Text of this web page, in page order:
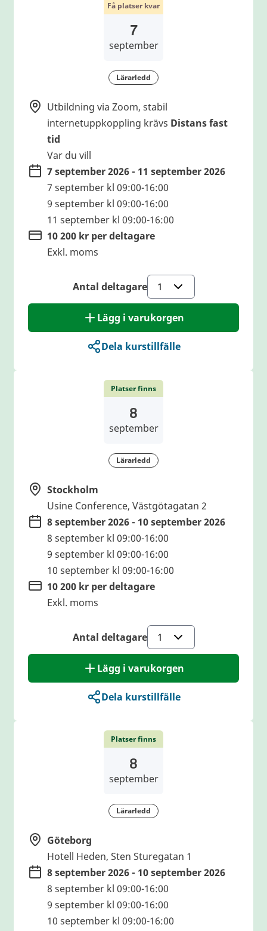
Få platser kvar
7
september
Lärarledd
Utbildning via Zoom, stabil
internetuppkoppling krävs Distans fast
tid
Var du vill
7 september 2026 - 11 september 2026
7 september kl 09:00-16:00
9 september kl 09:00-16:00
11 september kl 09:00-16:00
10 200 kr per deltagare
Exkl. moms
Antal deltagare
Lägg i varukorgen
Dela kurstillfälle
Platser finns
8
september
Lärarledd
Stockholm
Usine Conference, Västgötagatan 2
8 september 2026 - 10 september 2026
8 september kl 09:00-16:00
9 september kl 09:00-16:00
10 september kl 09:00-16:00
10 200 kr per deltagare
Exkl. moms
Antal deltagare
Lägg i varukorgen
Dela kurstillfälle
Platser finns
8
september
Lärarledd
Göteborg
Hotell Heden, Sten Sturegatan 1
8 september 2026 - 10 september 2026
8 september kl 09:00-16:00
9 september kl 09:00-16:00
10 september kl 09:00-16:00